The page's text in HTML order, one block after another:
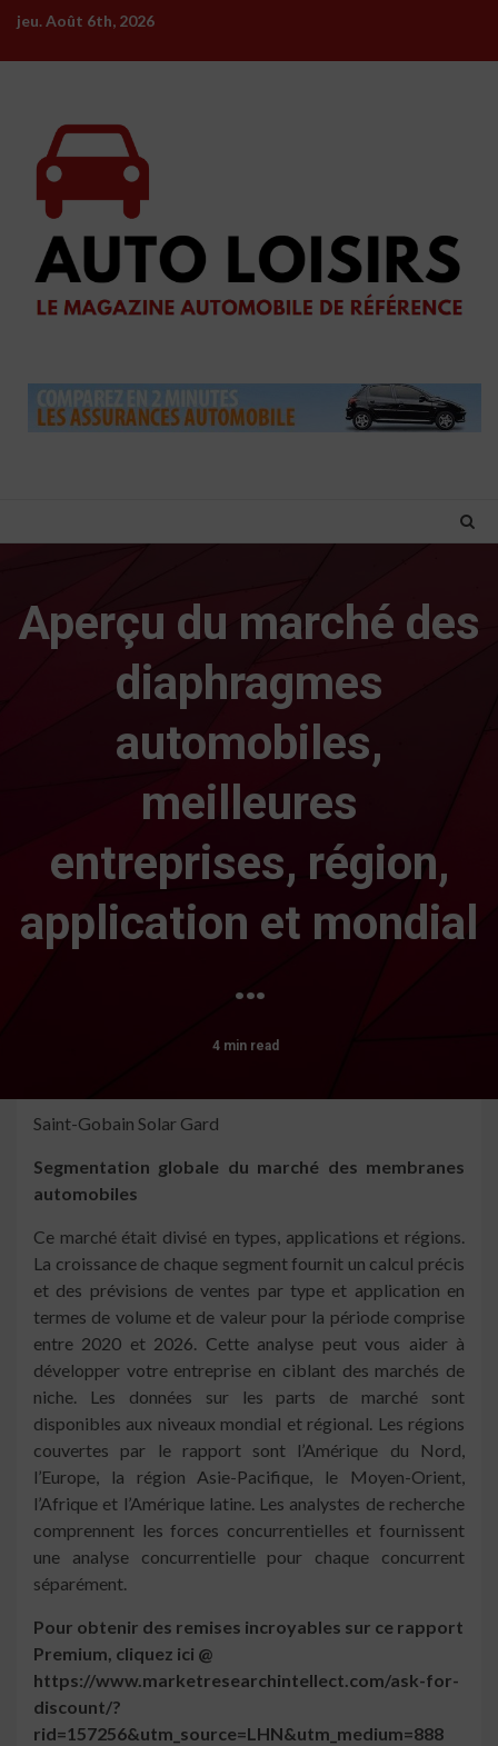
Skip
content
jeu. Août 6th, 2026
Aperçu du marché des
diaphragmes
automobiles,
meilleures
entreprises, région,
application et mondial
…
4 min read
Saint-Gobain Solar Gard
Segmentation globale du marché des membranes
automobiles
Ce marché était divisé en types, applications et régions.
La croissance de chaque segment fournit un calcul précis
et des prévisions de ventes par type et application en
termes de volume et de valeur pour la période comprise
entre 2020 et 2026. Cette analyse peut vous aider à
développer votre entreprise en ciblant des marchés de
niche. Les données sur les parts de marché sont
disponibles aux niveaux mondial et régional. Les régions
couvertes par le rapport sont l’Amérique du Nord,
l’Europe, la région Asie-Pacifique, le Moyen-Orient,
l’Afrique et l’Amérique latine. Les analystes de recherche
comprennent les forces concurrentielles et fournissent
une analyse concurrentielle pour chaque concurrent
séparément.
Pour obtenir des remises incroyables sur ce rapport
Premium, cliquez ici @
https://www.marketresearchintellect.com/ask-for-
discount/?
rid=157256&utm_source=LHN&utm_medium=888